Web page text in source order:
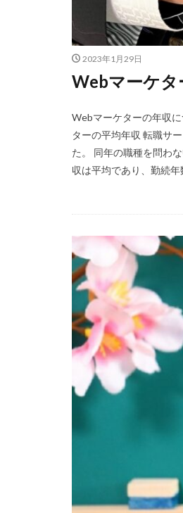
2023年1月29日
Webマーケ
Webマーケターの年収
ターの平均年収 転職サ
た。 同年の職種を問わ
収は平均であり、勤続